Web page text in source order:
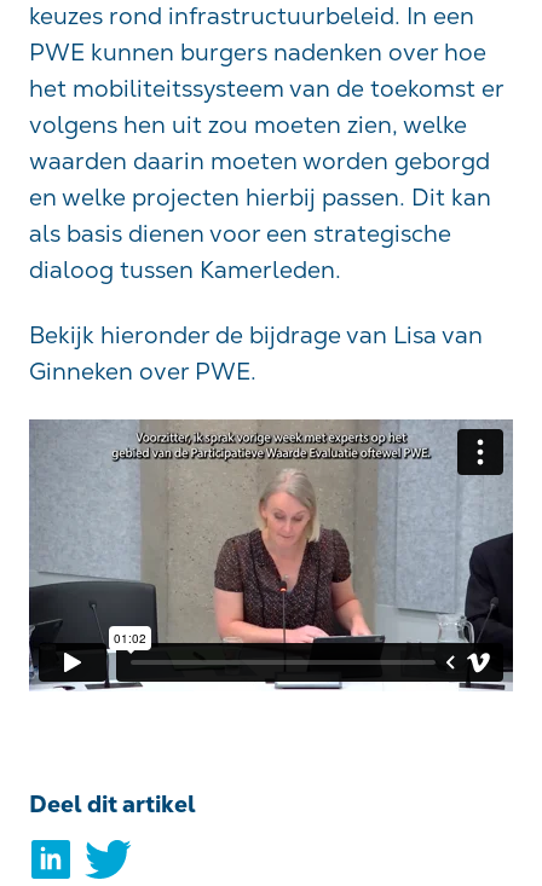
keuzes rond infrastructuurbeleid. In een
PWE kunnen burgers nadenken over hoe
het mobiliteitssysteem van de toekomst er
volgens hen uit zou moeten zien, welke
waarden daarin moeten worden geborgd
en welke projecten hierbij passen. Dit kan
als basis dienen voor een strategische
dialoog tussen Kamerleden.
Bekijk hieronder de bijdrage van Lisa van
Ginneken over PWE.
Deel dit artikel